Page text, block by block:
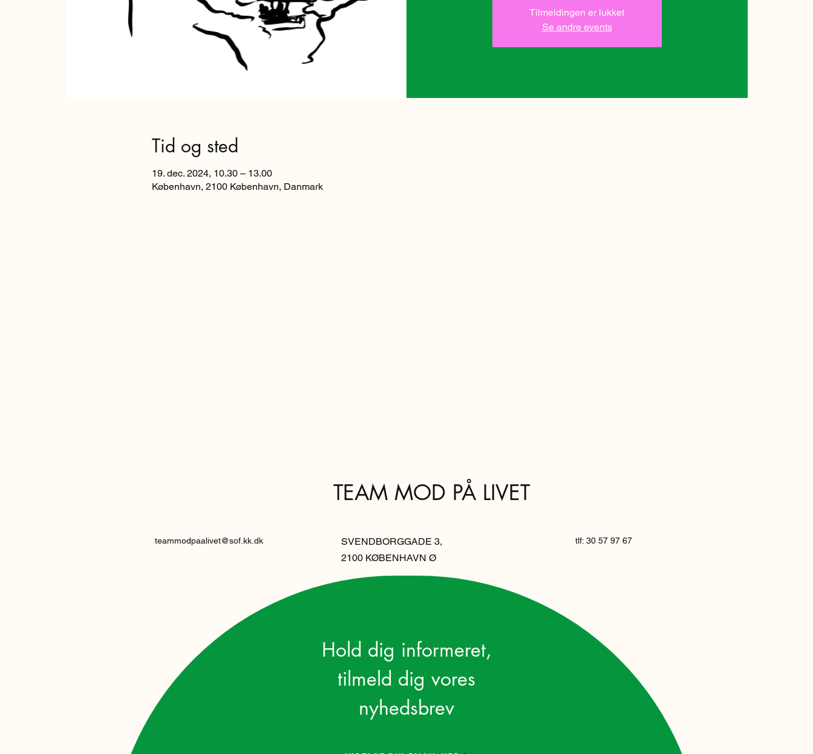
Tilmeldingen er lukket
Se andre events
Tid og sted
19. dec. 2024, 10.30 – 13.00
København, 2100 København, Danmark
TEAM MOD PÅ LIVET
teammodpaalivet@sof.kk.dk
SVENDBORGGADE 3,
2100 KØBENHAVN Ø
tlf: 30 57 97 67
Hold dig informeret,
tilmeld dig vores
nyhedsbrev